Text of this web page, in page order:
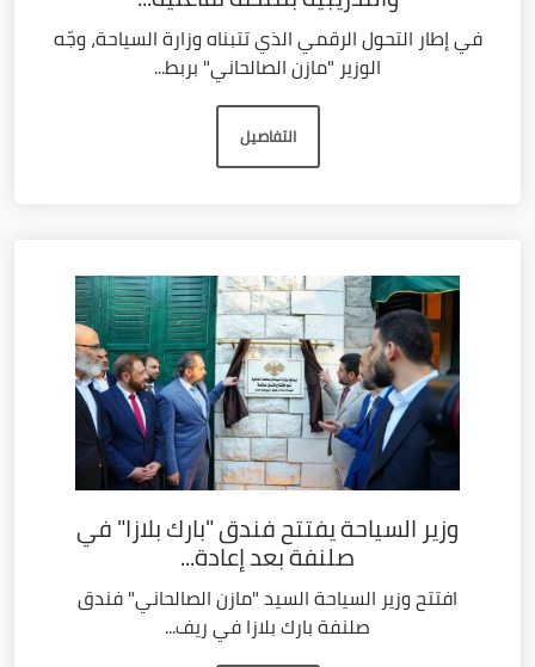
في إطار التحول الرقمي الذي تتبناه وزارة السياحة، وجّه
الوزير "مازن الصالحاني" بربط...
التفاصيل
وزير السياحة يفتتح فندق "بارك بلازا" في
صلنفة بعد إعادة...
افتتح وزير السياحة السيد "مازن الصالحاني" فندق
صلنفة بارك بلازا في ريف...